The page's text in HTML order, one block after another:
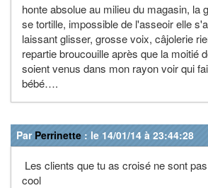
honte absolue au milieu du magasin, la
se tortille, impossible de l'asseoir elle
laissant glisser, grosse voix, câjolerie
repartie broucouille après que la moitié
soient venus dans mon rayon voir qui
bébé….
Par Perrinette : le 14/01/14 à 23:44:28
Les clients que tu as croisé ne sont
cool